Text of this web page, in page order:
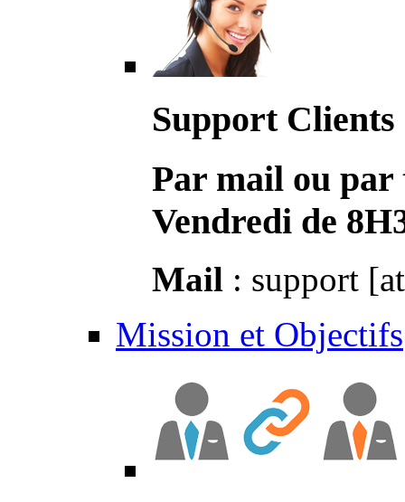
Support Clients
Par mail ou par
Vendredi de
Mail : support
Mission et Objectifs